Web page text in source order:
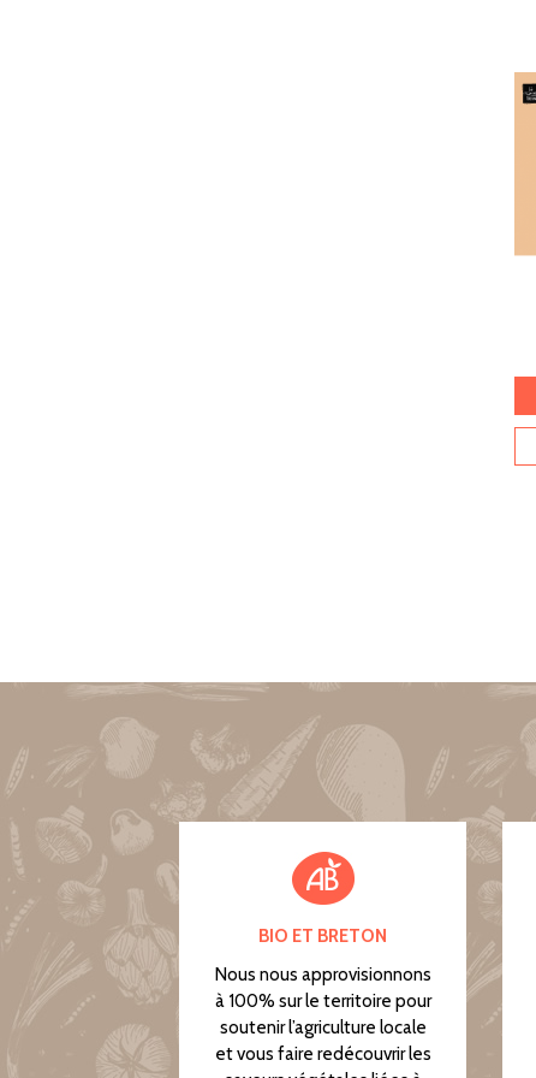
BIO ET BRETON
Nous nous approvisionnons
à 100% sur le territoire pour
soutenir l’agriculture locale
et vous faire redécouvrir les